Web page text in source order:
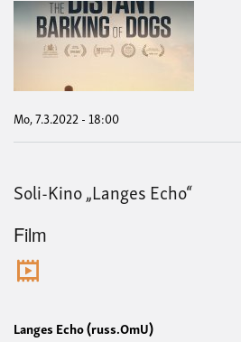
Mo, 7.3.2022 - 18:00
Soli-Kino „Langes Echo“
Film
Langes Echo (russ.OmU)